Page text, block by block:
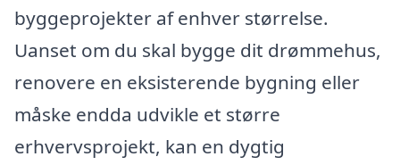
byggeprojekter af enhver størrelse.
Uanset om du skal bygge dit drømmehus,
renovere en eksisterende bygning eller
måske endda udvikle et større
erhvervsprojekt, kan en dygtig